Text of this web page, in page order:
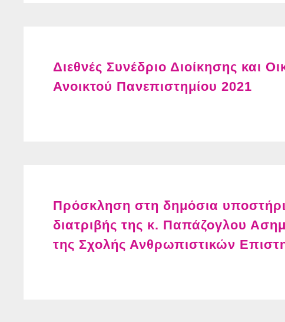
Διεθνές Συνέδριο Διοίκησης και
Ανοικτού Πανεπιστημίου 2021
Πρόσκληση στη δημόσια
διατριβής της κ. Παπάζογλου
της Σχολής Ανθρωπιστικών